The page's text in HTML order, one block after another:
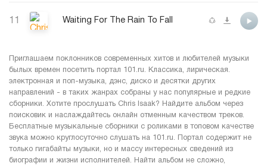
11 Waiting For The Rain To Fall
Приглашаем поклонников современных хитов и любителей музыки
былых времен посетить портал 101.ru. Классика, лирическая.
электронная и поп-музыка, дэнс, диско и десятки других
направлений - в таких жанрах собраны у нас популярные и редкие
сборники. Хотите прослушать Chris Isaak? Найдите альбом через
поисковик и наслаждайтесь онлайн отменным качеством треков.
Бесплатные музыкальные сборники с роликами в топовом качестве
звука можно круглосуточно слушать на 101.ru. Портал содержит не
только гигабайты музыки, но и массу интересных сведений из
биографии и жизни исполнителей. Найти альбом не сложно,